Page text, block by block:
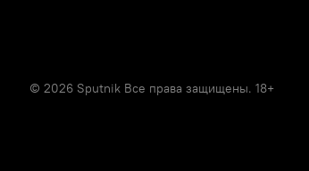
© 2026 Sputnik Все права защищены. 18+